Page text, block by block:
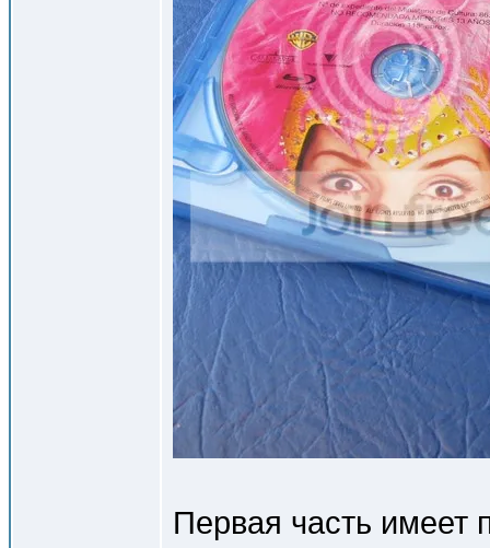
Первая часть имеет